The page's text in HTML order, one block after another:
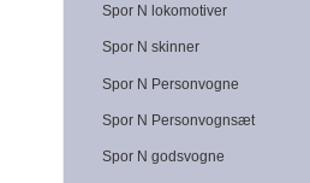
Spor N lokomotiver
Spor N skinner
Spor N Personvogne
Spor N Personvognsæt
Spor N godsvogne